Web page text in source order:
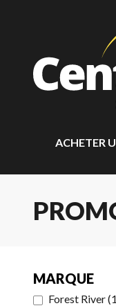
ACHETER
MARQUE
Forest River(1